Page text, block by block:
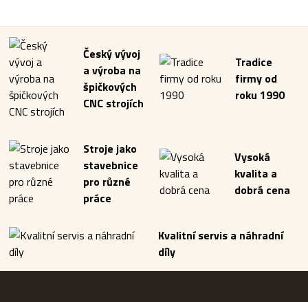
Český vývoj
a výroba na
špičkových
CNC strojích
Tradice
firmy od
roku 1990
Stroje jako
stavebnice
pro různé
práce
Vysoká
kvalita a
dobrá cena
Kvalitní servis a náhradní
díly